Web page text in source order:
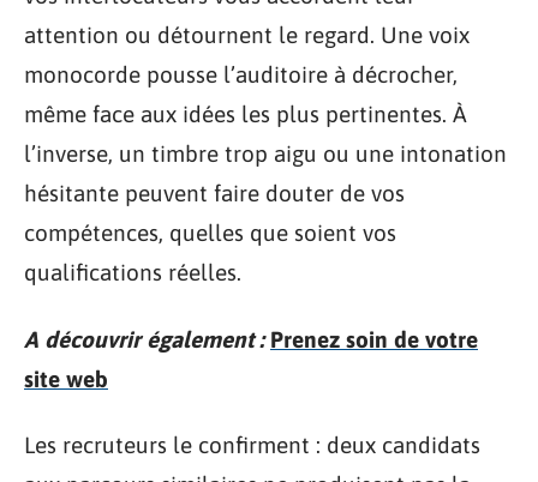
attention ou détournent le regard. Une voix
monocorde pousse l’auditoire à décrocher,
même face aux idées les plus pertinentes. À
l’inverse, un timbre trop aigu ou une intonation
hésitante peuvent faire douter de vos
compétences, quelles que soient vos
qualifications réelles.
A découvrir également : Prenez soin de votre
site web
Les recruteurs le confirment : deux candidats